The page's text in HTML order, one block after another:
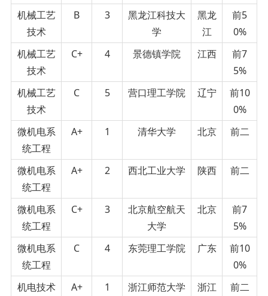
机械工艺
技术
B 3
黑龙江科技大
学
黑龙
江
前5
0%
机械工艺
技术
C+ 4 景德镇学院 江西
前7
5%
机械工艺
技术
C 5 营口理工学院 辽宁
前10
0%
微机电系
统工程
A+ 1 清华大学 北京 前二
微机电系
统工程
A+ 2 西北工业大学 陕西 前二
微机电系
统工程
C+ 3
北京航空航天
大学
北京
前7
5%
微机电系
统工程
C 4 东莞理工学院 广东
前10
0%
机电技术
A+ 1 浙江师范大学 浙江 前二